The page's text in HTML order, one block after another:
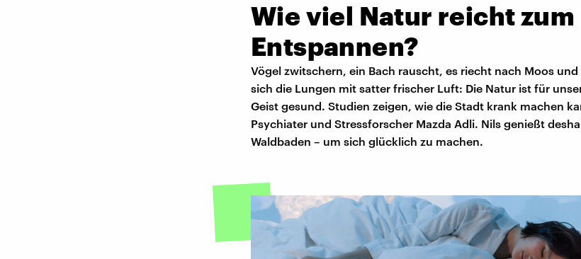
Wie viel Natur reicht zum
Entspannen?
Vögel zwitschern, ein Bach rauscht, es riecht nach Moos
sich die Lungen mit satter frischer Luft: Die Natur ist für
Geist gesund. Studien zeigen, wie die Stadt krank machen
Psychiater und Stressforscher Mazda Adli. Nils genießt
Waldbaden – um sich glücklich zu machen.